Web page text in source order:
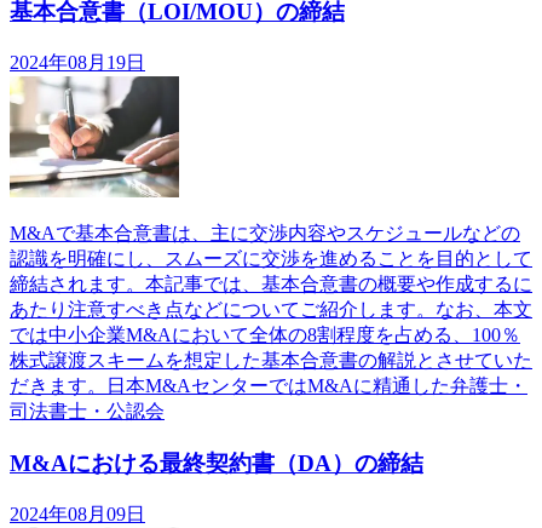
基本合意書（LOI/MOU）の締結
2024年08月19日
M&Aで基本合意書は、主に交渉内容やスケジュールなどの
認識を明確にし、スムーズに交渉を進めることを目的として
締結されます。本記事では、基本合意書の概要や作成するに
あたり注意すべき点などについてご紹介します。なお、本文
では中小企業M&Aにおいて全体の8割程度を占める、100％
株式譲渡スキームを想定した基本合意書の解説とさせていた
だきます。日本M&AセンターではM&Aに精通した弁護士・
司法書士・公認会
M&Aにおける最終契約書（DA）の締結
2024年08月09日